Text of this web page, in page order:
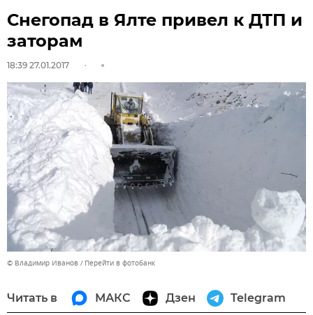
Снегопад в Ялте привел к ДТП и
заторам
18:39 27.01.2017
© Владимир Иванов Перейти в фотобанк
Читать в МАКС Дзен Telegram